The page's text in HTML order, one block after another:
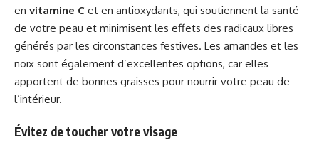
en vitamine C et en antioxydants, qui soutiennent la santé
de votre peau et minimisent les effets des radicaux libres
générés par les circonstances festives. Les amandes et les
noix sont également d’excellentes options, car elles
apportent de bonnes graisses pour nourrir votre peau de
l’intérieur.
Évitez de toucher votre visage